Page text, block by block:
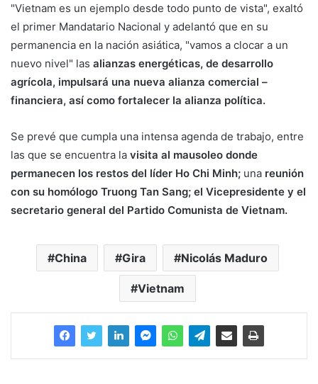
"Vietnam es un ejemplo desde todo punto de vista", exaltó
el primer Mandatario Nacional y adelantó que en su
permanencia en la nación asiática, "vamos a clocar a un
nuevo nivel" las alianzas energéticas, de desarrollo
agrícola, impulsará una nueva alianza comercial –
financiera, así como fortalecer la alianza política.
Se prevé que cumpla una intensa agenda de trabajo, entre
las que se encuentra la visita al mausoleo donde
permanecen los restos del líder Ho Chi Minh; una reunión
con su homólogo Truong Tan Sang; el Vicepresidente y el
secretario general del Partido Comunista de Vietnam.
China Gira Nicolás Maduro
Vietnam